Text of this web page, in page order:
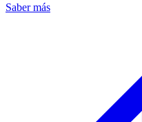
Saber más